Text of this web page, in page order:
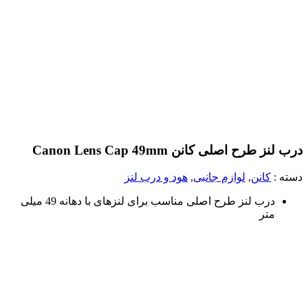
درب لنز طرح اصلی کانن Canon Lens Cap 49mm
دسته : کانن, لوازم جانبی, هود و درب لنز
درب لنز طرح اصلی مناسب برای لنزهای با دهانه 49 میلی
متر